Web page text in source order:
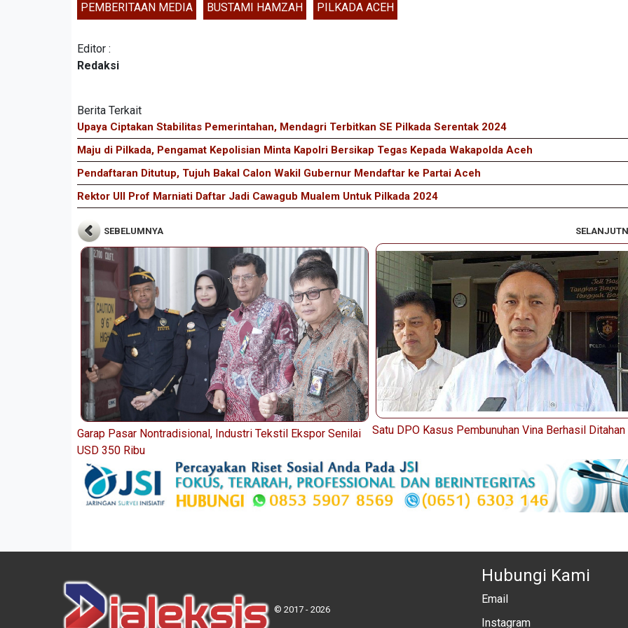
PEMBERITAAN MEDIA BUSTAMI HAMZAH PILKADA ACEH
Editor :
Redaksi
Berita Terkait
Upaya Ciptakan Stabilitas Pemerintahan, Mendagri Terbitkan SE Pilkada Serentak 2024
Maju di Pilkada, Pengamat Kepolisian Minta Kapolri Bersikap Tegas Kepada Wakapolda Aceh
Pendaftaran Ditutup, Tujuh Bakal Calon Wakil Gubernur Mendaftar ke Partai Aceh
Rektor UII Prof Marniati Daftar Jadi Cawagub Mualem Untuk Pilkada 2024
SEBELUMNYA
Garap Pasar Nontradisional, Industri Tekstil Ekspor Senilai
USD 350 Ribu
Satu DPO Kasus Pembunuhan Vina Berhasil Ditahan
© 2017 - 2026
Hubungi Kami
Email
Instagram